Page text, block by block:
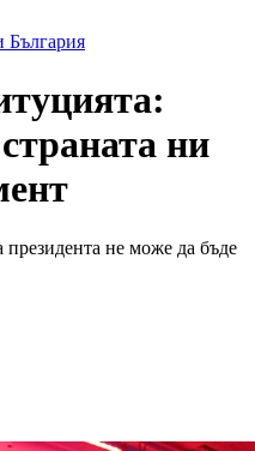
ни
президента не може да бъде